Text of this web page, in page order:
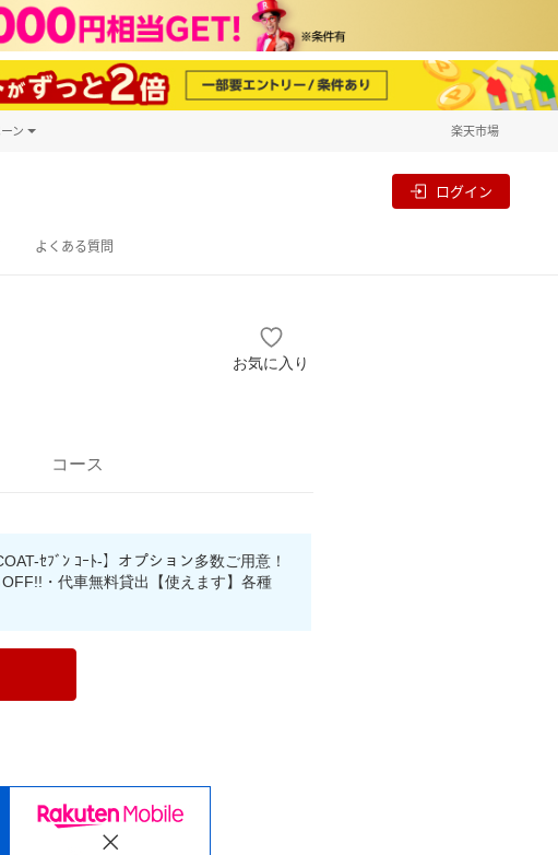
ン 楽天市場
ログイン
よくある質問
お気に入り
コース
ｾﾌﾞﾝ ｺｰﾄ-】オプション多数ご用意！
・代車無料貸出【使えます】各種